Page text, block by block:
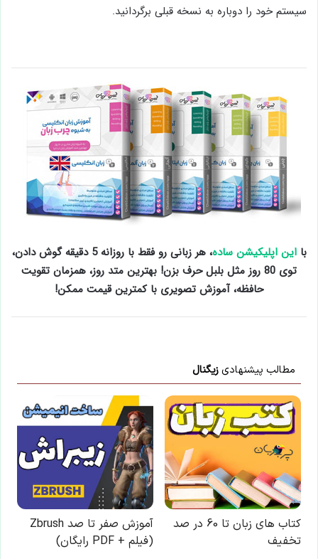
سیستم خود را دوباره به نسخه قبلی برگردانید.
بااین اپلیکیشن ساده
، هر زبانی رو فقط با روزانه 5 دقیقه گوش دادن،
توی 80 روز مثل بلبل حرف بزن! بهترین متد روز، همزمان تقویت
حافظه، آموزش تصویری با کمترین قیمت ممکن!